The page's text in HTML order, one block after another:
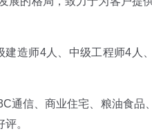
造师4人、中级工程师4人
信、商业住宅、粮油食
。